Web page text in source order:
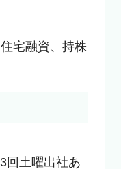
宅融資、持株
回土曜出社あ